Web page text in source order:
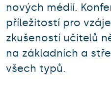
nových médií.
příležitostí pro
zkušeností učitelů
na základních a
všech typů.